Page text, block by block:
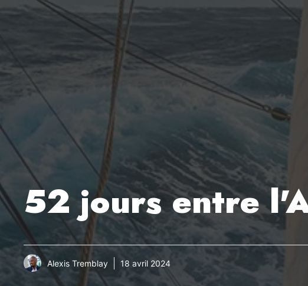
52 jours entre
Alexis Tremblay 18 avril 2024